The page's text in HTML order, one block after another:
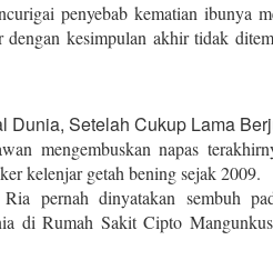
penyebab kematian ibunya
kesimpulan akhir tidak
mengembuskan napas
kelenjar getah bening sejak 2009.
pernah dinyatakan sembuh
di Rumah Sakit Cipto